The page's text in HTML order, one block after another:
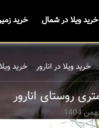
خرید ویلا در شمال خرید
خرید ویلا در انارور خرید ویلا در